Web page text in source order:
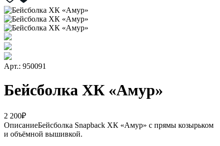
Арт.: 950091
Бейсболка ХК «Амур»
2 200₽
ОписаниеБейсболка Snapback ХК «Амур» с прямы козырьком
и объёмной вышивкой.